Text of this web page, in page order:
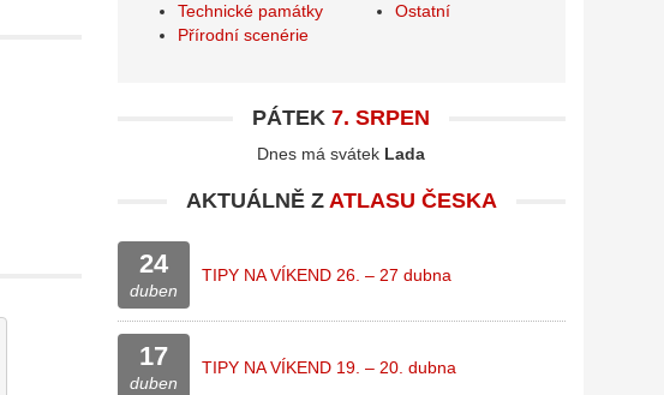
Technické památky
Přírodní scenérie
Ostatní
PÁTEK7. SRPEN
Dnes má svátek Lada
AKTUÁLNĚ Z ATLASU ČESKA
24
duben
TIPY NA VÍKEND 26. – 27 dubna
17
duben
TIPY NA VÍKEND 19. – 20. dubna